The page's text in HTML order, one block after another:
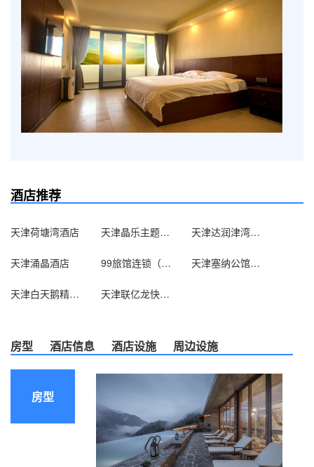
酒店推荐
天津荷塘湾酒店 天津晶乐主题酒店 天津达润津湾酒店
天津涌晶酒店 99旅馆连锁（天津鼓楼店） 天津塞纳公馆法式服务公寓
天津白天鹅精品酒店 天津联亿龙快捷酒店
房型 酒店信息 酒店设施 周边设施
房型